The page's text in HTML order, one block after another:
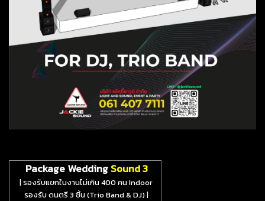
Package WeddingSound 3
| รองรับแขกในงานไม่เกิน 400 คน Indoor
รองรับ ดนตรี 3 ชิ้น (Trio Band & DJ)|